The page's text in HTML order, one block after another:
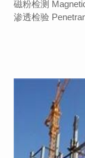
磁粉检测
渗透检验